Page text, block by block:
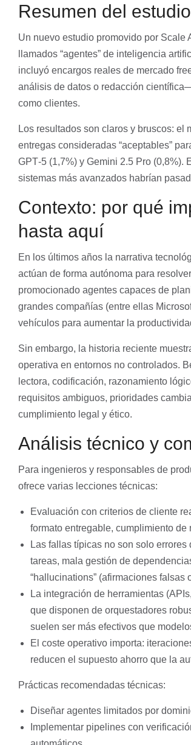
Resumen del
Un nuevo estudio promovido por
llamados “agentes” de inteligencia
incluyó encargos reales de mercado
análisis de datos o redacción
como clientes.
Los resultados son claros y bruscos:
entregas consideradas “aceptables”
GPT‑5 (1,7%) y Gemini 2.5 Pro
sistemas más avanzados habrían
Contexto: por qué
hasta aquí
En los últimos años la narrativa
actúan de forma autónoma para
promocionado agentes capaces de
grandes compañías (entre ellas
vehículos para aumentar la
Sin embargo, la historia reciente
operativa en entornos no controlados.
lectora, codificación, razonamiento
requisitos ambiguos, prioridades
cumplimiento legal y ético.
Análisis técnico y
Para ingenieros y responsables de
ofrece varias lecciones técnicas:
Evaluación con criterios de cliente
formato entregable, cumplimiento
Las fallas típicas no son solo
tareas, mala gestión de
“hallucinations” (afirmaciones falsas
La integración de herramientas
que disponen de orquestadores
suelen ser más efectivos que
El coste operativo importa:
reducen el supuesto ahorro que la
Prácticas recomendadas técnicas:
Diseñar agentes limitados por
Implementar pipelines con